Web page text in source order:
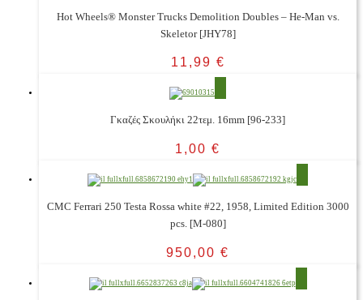
Hot Wheels® Monster Trucks Demolition Doubles – He-Man vs.
Skeletor [JHY78]
11,99 €
Γκαζές Σκουλήκι 22τεμ. 16mm [96-233]
1,00 €
CMC Ferrari 250 Testa Rossa white #22, 1958, Limited Edition 3000
pcs. [M-080]
950,00 €